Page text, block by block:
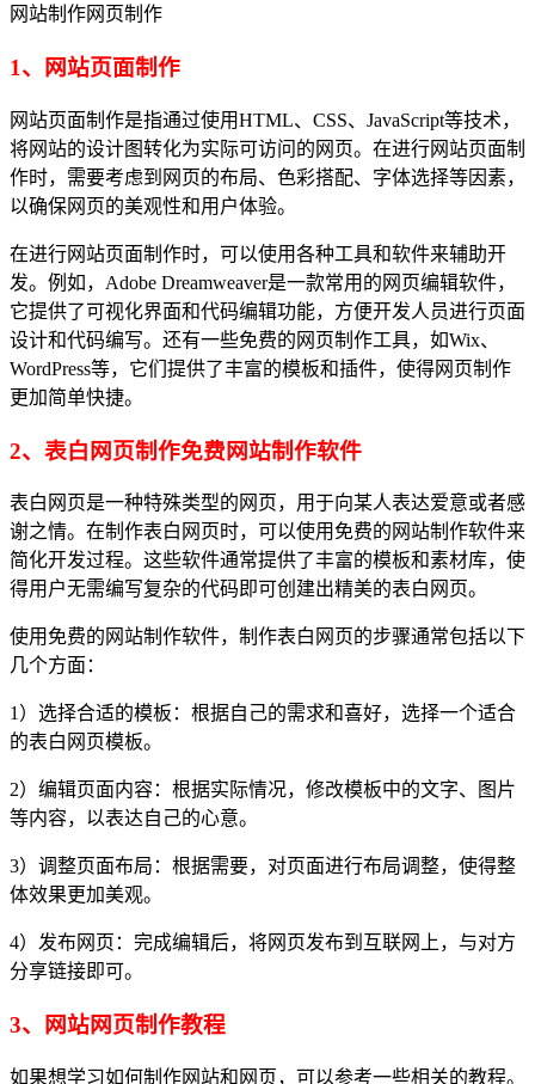
网站制作网页制作
1、网站页面制作
网站页面制作是指通过使用HTML、CSS、JavaScript等技术，
将网站的设计图转化为实际可访问的网页。在进行网站页面制
作时，需要考虑到网页的布局、色彩搭配、字体选择等因素，
以确保网页的美观性和用户体验。
在进行网站页面制作时，可以使用各种工具和软件来辅助开
发。例如，Adobe Dreamweaver是一款常用的网页编辑软件，
它提供了可视化界面和代码编辑功能，方便开发人员进行页面
设计和代码编写。还有一些免费的网页制作工具，如Wix、
WordPress等，它们提供了丰富的模板和插件，使得网页制作
更加简单快捷。
2、表白网页制作免费网站制作软件
表白网页是一种特殊类型的网页，用于向某人表达爱意或者感
谢之情。在制作表白网页时，可以使用免费的网站制作软件来
简化开发过程。这些软件通常提供了丰富的模板和素材库，使
得用户无需编写复杂的代码即可创建出精美的表白网页。
使用免费的网站制作软件，制作表白网页的步骤通常包括以下
几个方面：
1）选择合适的模板：根据自己的需求和喜好，选择一个适合
的表白网页模板。
2）编辑页面内容：根据实际情况，修改模板中的文字、图片
等内容，以表达自己的心意。
3）调整页面布局：根据需要，对页面进行布局调整，使得整
体效果更加美观。
4）发布网页：完成编辑后，将网页发布到互联网上，与对方
分享链接即可。
3、网站网页制作教程
如果想学习如何制作网站和网页，可以参考一些相关的教程。